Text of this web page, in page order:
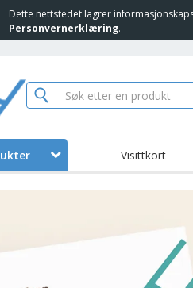
Dette nettstedet lagrer
Personvernerklæring.
Visittkort